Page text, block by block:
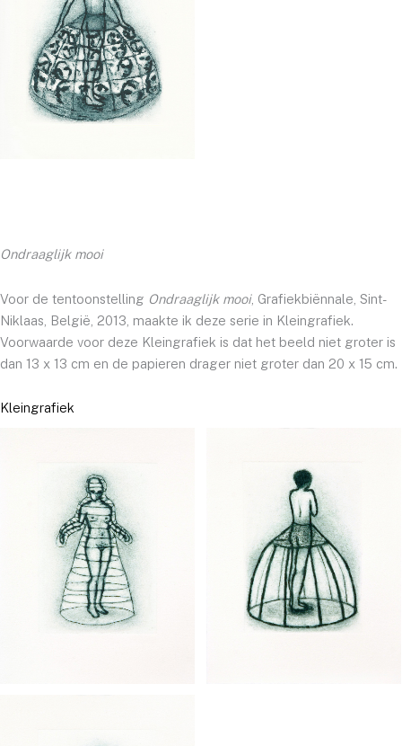
Ondraaglijk mooi
Voor de tentoonstelling Ondraaglijk mooi, Grafiekbiënnale, Sint-
Niklaas, België, 2013, maakte ik deze serie in Kleingrafiek.
Voorwaarde voor deze Kleingrafiek is dat het beeld niet groter is
dan 13 x 13 cm en de papieren drager niet groter dan 20 x 15 cm.
Kleingrafiek